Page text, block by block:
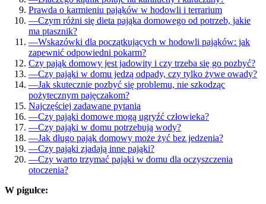
Prawda o karmieniu pająków w hodowli i terrarium
—Czym różni się dieta pająka domowego od potrzeb, jakie
ma ptasznik?
—Wskazówki dla początkujących w hodowli pająków: jak
zapewnić odpowiedni pokarm?
Czy pająk domowy jest jadowity i czy trzeba się go pozbyć?
—Czy pająki w domu jedzą odpady, czy tylko żywe owady?
—Jak skutecznie pozbyć się problemu, nie szkodząc
pożytecznym pajęczakom?
Najczęściej zadawane pytania
—Czy pająki domowe mogą ugryźć człowieka?
—Czy pająki w domu potrzebują wody?
—Jak długo pająk domowy może żyć bez jedzenia?
—Czy pająki zjadają inne pająki?
—Czy warto trzymać pająki w domu dla oczyszczenia
otoczenia?
W pigułce: